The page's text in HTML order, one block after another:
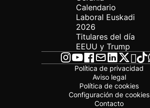
Calendario
Laboral Euskadi
2026
Titulares del día
EEUU y Trump
Política de privacidad
Aviso legal
Política de cookies
Configuración de cookies
Contacto